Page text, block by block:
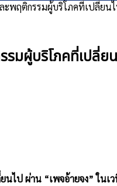
ะพฤติกรรมผู้บริโภคที่เปลี่ย
มผู้บริโภคที่เปลี่
นไป ผ่าน “เพจอ้ายจง” ใ